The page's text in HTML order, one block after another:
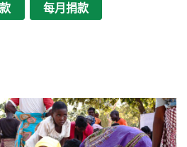
每月捐款